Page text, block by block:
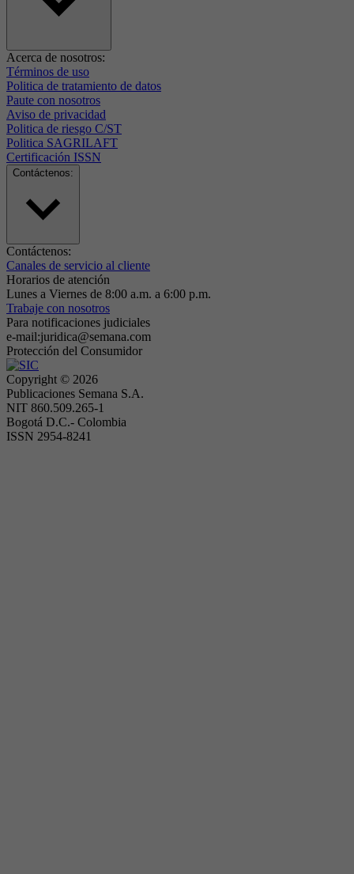
Acerca de nosotros:
Términos de uso
Politica de tratamiento de datos
Paute con nosotros
Aviso de privacidad
Politica de riesgo C/ST
Politica SAGRILAFT
Certificación ISSN
Contáctenos:
Contáctenos:
Canales de servicio al cliente
Horarios de atención
Lunes a Viernes de 8:00 a.m. a 6:00 p.m.
Trabaje con nosotros
Para notificaciones judiciales
e-mail:juridica@semana.com
Protección del Consumidor
Copyright © 2026
Publicaciones Semana S.A.
NIT 860.509.265-1
Bogotá D.C.- Colombia
ISSN 2954-8241